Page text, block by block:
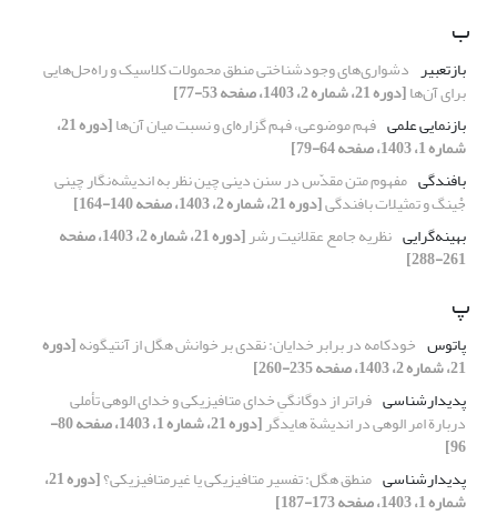
ب
بازتعبیر دشواری‌های وجودشناختی منطق محمولات کلاسیک و راه‌حل‌هایی
برای آن‌ها[دوره 21، شماره 2، 1403، صفحه 53-77]
بازنمایی علمی فهم موضوعی، فهم گزاره‌ای و نسبت میان آن‌ها [دوره 21،
شماره 1، 1403، صفحه 64-79]
بافندگی مفهوم متن مقدّس در سنن دینی چین نظر به اندیشه‌نگار چینی
جْینگ و تمثیلات بافندگی[دوره 21، شماره 2، 1403، صفحه 140-164]
بهینه‌گرایی نظریه جامع عقلانیت رشر [دوره 21، شماره 2، 1403، صفحه
261-288]
پ
پاتوس خودکامه در برابر خدایان: نقدی بر خوانش هگل از آنتیگونه[دوره
21، شماره 2، 1403، صفحه 235-260]
پدیدارشناسی فراتر از دوگانگیِ خدای متافیزیکی و خدای الوهی تأملی
دربارة امر الوهی در اندیشة هایدگر [دوره 21، شماره 1، 1403، صفحه 80-
96]
پدیدارشناسی منطق هگل: تفسیر متافیزیکی یا غیرمتافیزیکی؟ [دوره 21،
شماره 1، 1403، صفحه 173-187]